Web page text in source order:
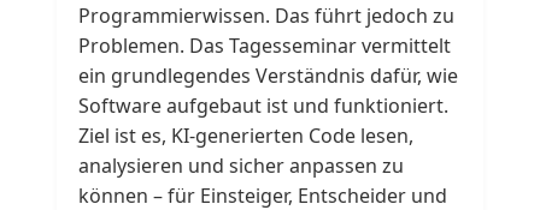
Programmierwissen. Das führt jedoch zu
Problemen. Das Tagesseminar vermittelt
ein grundlegendes Verständnis dafür, wie
Software aufgebaut ist und funktioniert.
Ziel ist es, KI-generierten Code lesen,
analysieren und sicher anpassen zu
können – für Einsteiger, Entscheider und